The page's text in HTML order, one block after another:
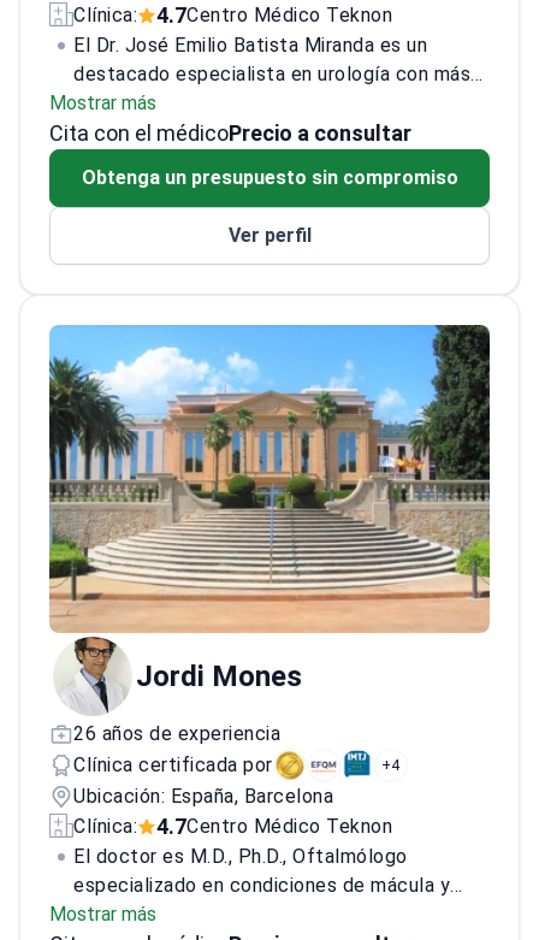
Clínica:
4.7Centro Médico Teknon
El Dr. José Emilio Batista Miranda es un
destacado especialista en urología con más
de 25 años de experiencia. Es reconocido por
su dominio de la circuncisión en adultos, la
incontinencia urinaria y las cirugías uretrales.
próstata. También realiza cirugías complejas
Urología y la Sociedad Española de Urología.
Participa en investigación, ensayos clínicos y
publicaciones. Es doctor en incontinencia
urinaria pediátrica. Sus métodos innovadores y
su dedicación a los pacientes han marcado
nuevos estándares en urología.
Mostrar más
Cita con el médicoPrecio a consultar
Obtenga un presupuesto sin compromiso
Ver perfil
Jordi Mones
26 años de experiencia
Clínica certificada por
+4
Ubicación: España, Barcelona
Clínica:
4.7Centro Médico Teknon
El doctor es M.D., Ph.D., Oftalmólogo
especializado en condiciones de mácula y
vitreorretinales. Conocido por sus
Mostrar más